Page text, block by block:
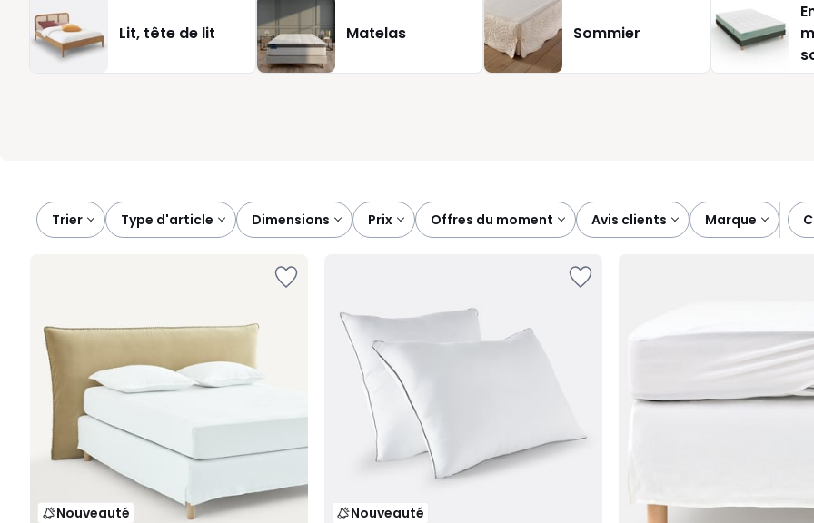
Lit, tête de lit Matelas Sommier
Trier
type d'article dimensions prix offres du moment avis clients marque
Nouveauté Nouveauté